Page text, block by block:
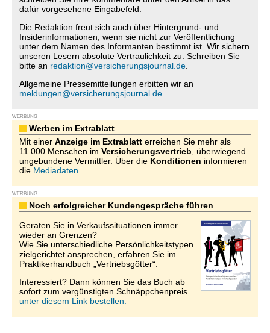
dafür vorgesehene Eingabefeld.
Die Redaktion freut sich auch über Hintergrund- und
Insiderinformationen, wenn sie nicht zur Veröffentlichung
unter dem Namen des Informanten bestimmt ist. Wir sichern
unseren Lesern absolute Vertraulichkeit zu. Schreiben Sie
bitte an redaktion@versicherungsjournal.de
Allgemeine Pressemitteilungen erbitten wir an
meldungen@versicherungsjournal.de
WERBUNG
Werben im Extrablatt
Mit einer Anzeige im Extrablatt erreichen Sie mehr als
11.000 Menschen im Versicherungsvertrieb , überwiegend
ungebundene Vermittler. Über die Konditionen informieren
die Mediadaten
WERBUNG
Noch erfolgreicher Kundengespräche führen
Geraten Sie in Verkaufssituationen immer
wieder an Grenzen?
Wie Sie unterschiedliche Persönlichkeitstypen
zielgerichtet ansprechen, erfahren Sie im
Praktikerhandbuch „Vertriebsgötter“.
Interessiert? Dann können Sie das Buch ab
sofort zum vergünstigten Schnäppchenpreis
unter diesem Link bestellen.